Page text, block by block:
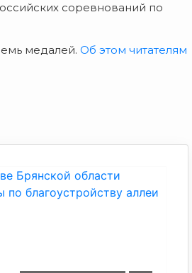
соревнований по
медалей. Об этом читателям